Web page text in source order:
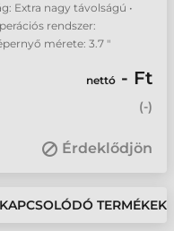
Extra nagy távolságú •
rendszer:
mérete: 3.7 "
nettó - Ft
(-)
Érdeklődjön
KAPCSOLÓDÓ TERMÉKEK